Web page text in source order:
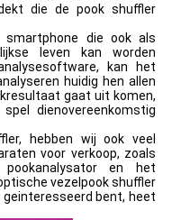
die de pook shuffler
smartphone die ook als
leven kan worden
kan het
huidig hen allen
gaat uit komen,
dienovereenkomstig
hebben wij ook veel
voor verkoop, zoals
pookanalysator en het
vezelpook shuffler
bent, heet